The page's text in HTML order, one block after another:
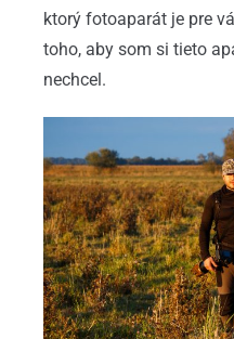
ktorý fotoaparát je pre
toho, aby som si tieto
nechcel.